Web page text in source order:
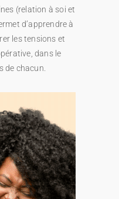
(relation à soi et
d’apprendre à
les tensions et
dans le
de chacun.